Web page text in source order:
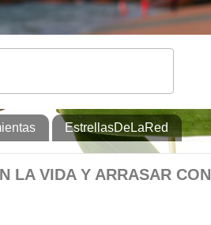
EstrellasDeLaRed
LA VIDA Y ARRASAR CON